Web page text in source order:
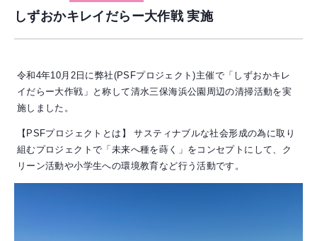
しずおかキレイだらー大作戦 実施
令和4年10月2日に弊社(PSFプロジェクト)主催で「しずおかキレ
イだらー大作戦」と称して清水三保海浜公園周辺の清掃活動を実
施しました。
【PSFプロジェクトとは】 サスティナブルな社会形成の為に取り
組むプロジェクトで「未来へ種を蒔く」をコンセプトにして、ク
リーン活動や小学生への環境教育など行う活動です。